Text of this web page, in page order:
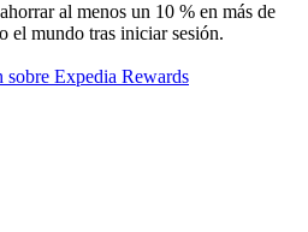
al menos un 10 % en más de
el mundo tras iniciar sesión.
Expedia Rewards